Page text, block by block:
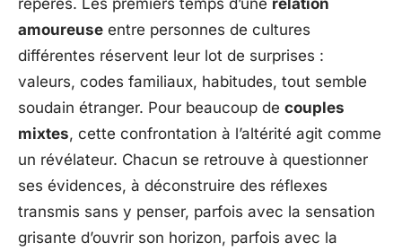
amoureuse entre personnes de cultures
différentes réservent leur lot de surprises :
valeurs, codes familiaux, habitudes, tout semble
soudain étranger. Pour beaucoup de couples
mixtes, cette confrontation à l’altérité agit comme
un révélateur. Chacun se retrouve à questionner
ses évidences, à déconstruire des réflexes
transmis sans y penser, parfois avec la sensation
grisante d’ouvrir son horizon, parfois avec la